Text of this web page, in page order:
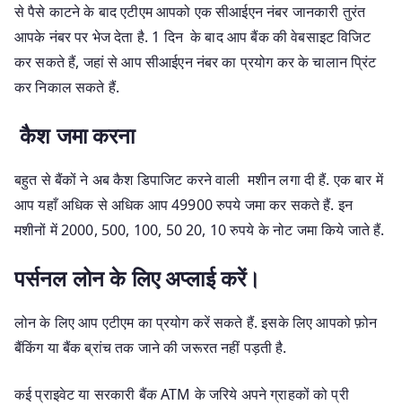
से पैसे काटने के बाद एटीएम आपको एक सीआईएन नंबर जानकारी तुरंत
आपके नंबर पर भेज देता है. 1 दिन के बाद आप बैंक की वेबसाइट विजिट
कर सकते हैं, जहां से आप सीआईएन नंबर का प्रयोग कर के चालान प्रिंट
कर निकाल सकते हैं.
कैश जमा करना
बहुत से बैंकों ने अब कैश डिपाजिट करने वाली मशीन लगा दी हैं. एक बार में
आप यहाँ अधिक से अधिक आप 49900 रुपये जमा कर सकते हैं. इन
मशीनों में 2000, 500, 100, 50 20, 10 रुपये के नोट जमा किये जाते हैं.
पर्सनल लोन के लिए अप्लाई करें।
लोन के लिए आप एटीएम का प्रयोग करें सकते हैं. इसके लिए आपको फ़ोन
बैंकिंग या बैंक ब्रांच तक जाने की जरूरत नहीं पड़ती है.
कई प्राइवेट या सरकारी बैंक ATM के जरिये अपने ग्राहकों को प्री